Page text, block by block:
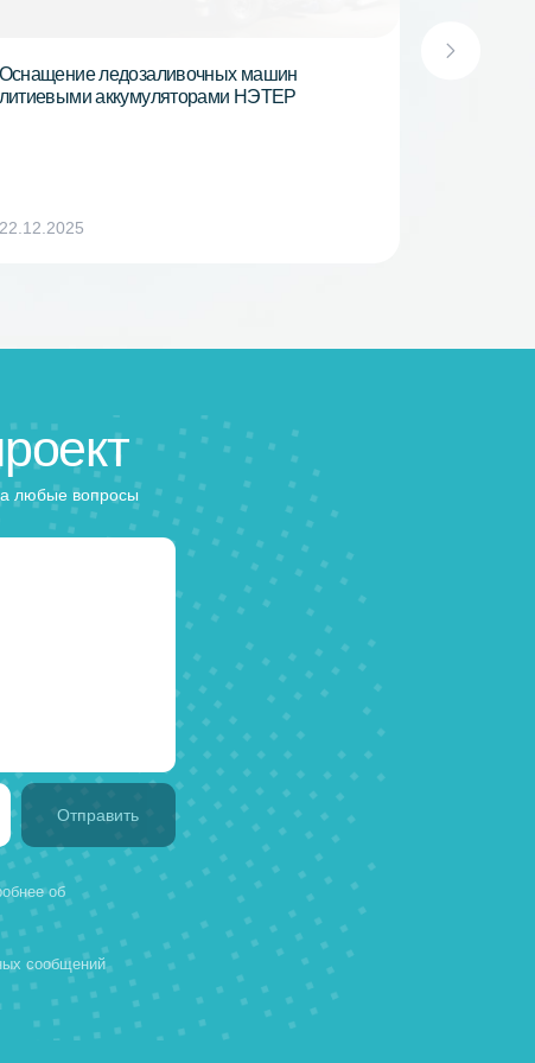
Оснащение ледозаливочных машин
литиевыми аккумуляторами НЭТЕР
22.12.2025
проект
и ответим на любые вопросы